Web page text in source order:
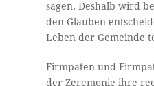
sagen. Deshalb wird
den Glauben
Leben der Gemeinde
Firmpaten und
der Zeremonie ihre